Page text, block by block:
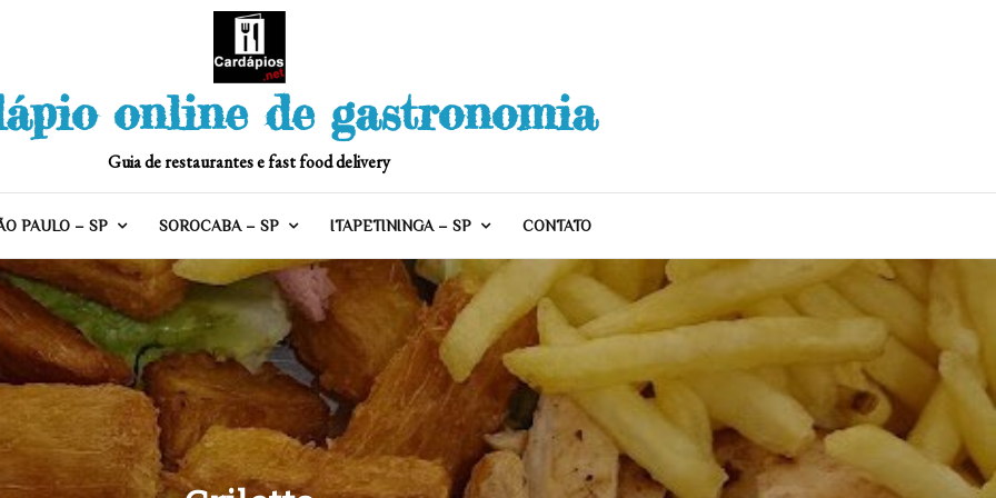
online de gastronomia
Guia de restaurantes e fast food delivery
PAULO – SP SOROCABA – SP ITAPETININGA – SP CONTATO